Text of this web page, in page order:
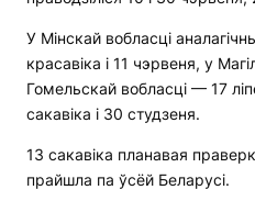
У Мінскай вобласці
красавіка і 11 чэрвеня, у
Гомельскай вобласці — 17
сакавіка і 30 студзеня.
13 сакавіка планавая
прайшла па ўсёй Беларусі.